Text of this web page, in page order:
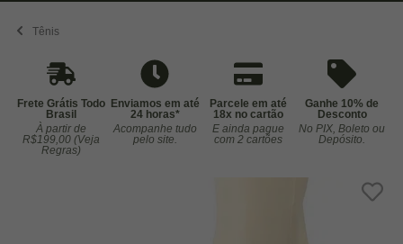
Tênis
Frete Grátis Todo
Brasil
À partir de
R$199,00 (Veja
Regras)
Enviamos em até
24 horas*
Acompanhe tudo
pelo site.
Parcele em até
18x no cartão
E ainda pague
com 2 cartões
Ganhe 10% de
Desconto
No PIX, Boleto ou
Depósito.